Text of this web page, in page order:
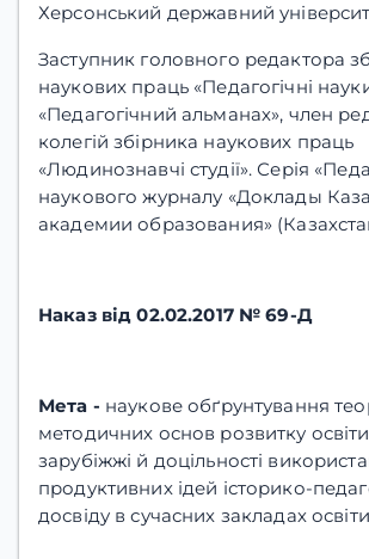
Херсонський державний
Заступник головного редактора
наукових праць «Педагогічні
«Педагогічний альманах», член
колегій збірника наукових праць
«Людинознавчі студії». Серія
наукового журналу «Доклады
академии образования»
Наказ від 02.02.2017 № 69-Д
Мета - наукове обґрунтування
методичних основ розвитку освіти
зарубіжжі й доцільності
продуктивних ідей історико-
досвіду в сучасних закладах освіти